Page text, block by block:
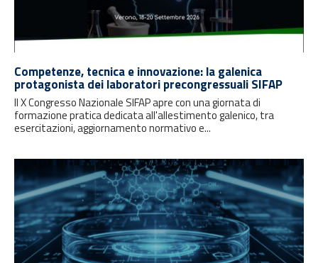
Competenze, tecnica e innovazione: la galenica
protagonista dei laboratori precongressuali SIFAP
Il X Congresso Nazionale SIFAP apre con una giornata di
formazione pratica dedicata all'allestimento galenico, tra
esercitazioni, aggiornamento normativo e...